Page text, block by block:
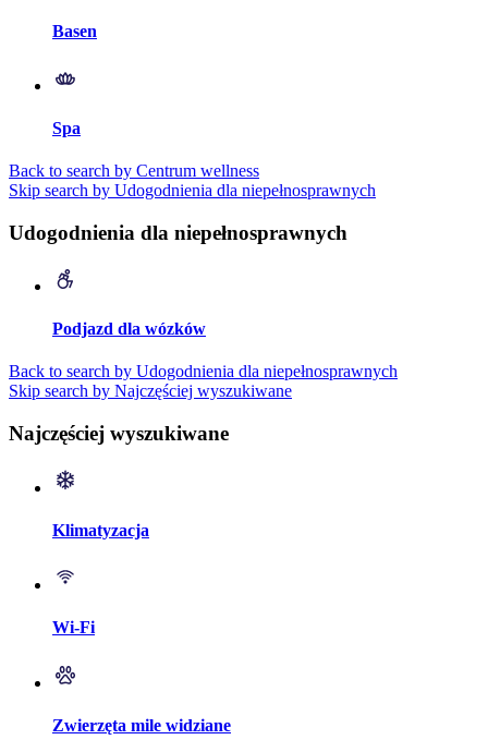
Basen
Spa
Back to search by Centrum wellness
Skip search by Udogodnienia dla niepełnosprawnych
Udogodnienia dla niepełnosprawnych
Podjazd dla wózków
Back to search by Udogodnienia dla niepełnosprawnych
Skip search by Najczęściej wyszukiwane
Najczęściej wyszukiwane
Klimatyzacja
Wi-Fi
Zwierzęta mile widziane